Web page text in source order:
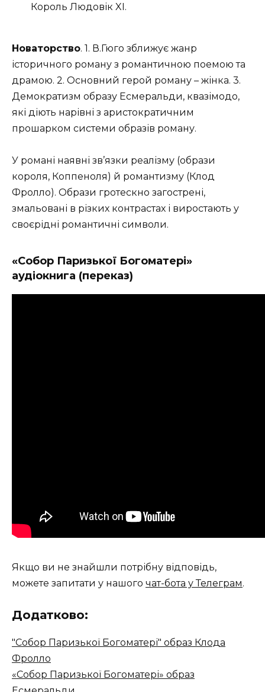
Король Людовік XI.
Новаторство. 1. В.Гюго зближує жанр
історичного роману з романтичною поемою та
драмою. 2. Основний герой роману – жінка. 3.
Демократизм образу Есмеральди, квазімодо,
які діють нарівні з аристократичним
прошарком системи образів роману.
У романі наявні зв’язки реалізму (образи
короля, Коппеноля) й романтизму (Клод
Фролло). Образи гротескно загострені,
змальовані в різких контрастах і виростають у
своєрідні романтичні символи.
«Собор Паризької Богоматері»
аудіокнига (переказ)
Якщо ви не знайшли потрібну відповідь,
можете запитати у нашого чат-бота у Телеграм.
Додатково:
"Собор Паризької Богоматері" образ Клода
Фролло
«Собор Паризької Богоматері» образ